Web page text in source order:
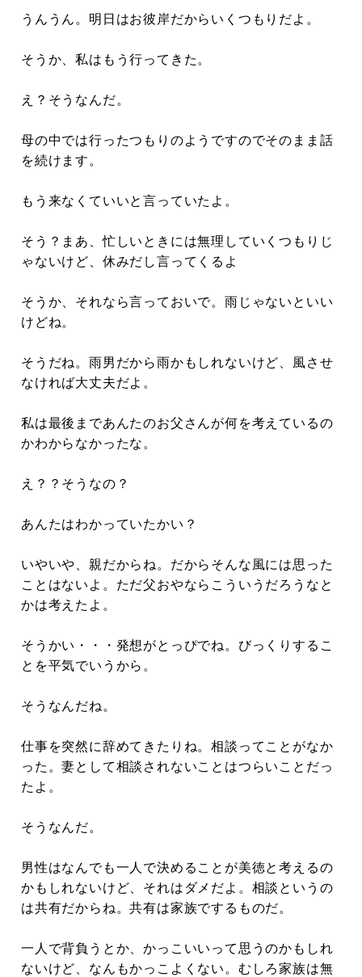
うんうん。明日はお彼岸だからいくつもりだよ。
そうか、私はもう行ってきた。
え？そうなんだ。
母の中では行ったつもりのようですのでそのまま話
を続けます。
もう来なくていいと言っていたよ。
そう？まあ、忙しいときには無理していくつもりじ
ゃないけど、休みだし言ってくるよ
そうか、それなら言っておいで。雨じゃないといい
けどね。
そうだね。雨男だから雨かもしれないけど、風させ
なければ大丈夫だよ。
私は最後まであんたのお父さんが何を考えているの
かわからなかったな。
え？？そうなの？
あんたはわかっていたかい？
いやいや、親だからね。だからそんな風には思った
ことはないよ。ただ父おやならこういうだろうなと
かは考えたよ。
そうかい・・・発想がとっぴでね。びっくりするこ
とを平気でいうから。
そうなんだね。
仕事を突然に辞めてきたりね。相談ってことがなか
った。妻として相談されないことはつらいことだっ
たよ。
そうなんだ。
男性はなんでも一人で決めることが美徳と考えるの
かもしれないけど、それはダメだよ。相談というの
は共有だからね。共有は家族でするものだ。
一人で背負うとか、かっこいいって思うのかもしれ
ないけど、なんもかっこよくない。むしろ家族は無